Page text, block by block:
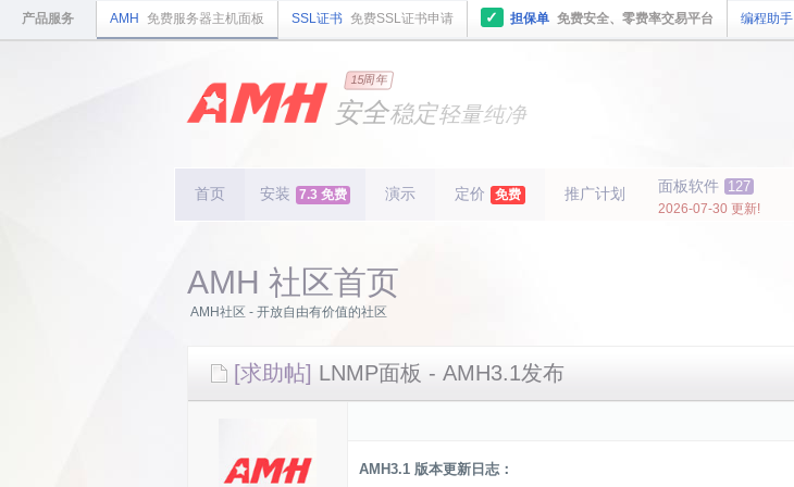
产品服务 AMH 免费服务器主机面板 SSL证书 免费SSL证书申请 ✓ 担保单 免费安全、零费率交易平台 编程助手
15周年
国内领先
安全稳定轻量纯净
首页 安装 7.3 免费 演示 定价 免费 推广计划 面板软件 127
2026-07-30 更新!
AMH 社区首页
AMH社区 - 开放自由有价值的社区
[求助帖] LNMP面板 - AMH3.1发布
AMH3.1 版本更新日志：